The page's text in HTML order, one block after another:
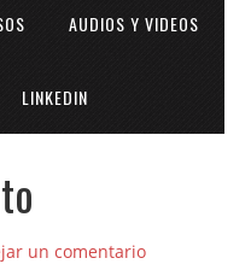
AUDIOS Y VIDEOS
LINKEDIN
un comentario